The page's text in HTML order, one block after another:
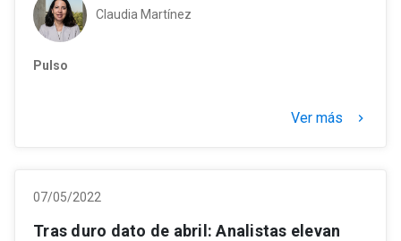
Claudia Martínez
Pulso
Ver más keyboard_arrow_right
07/05/2022
Tras duro dato de abril: Analistas elevan